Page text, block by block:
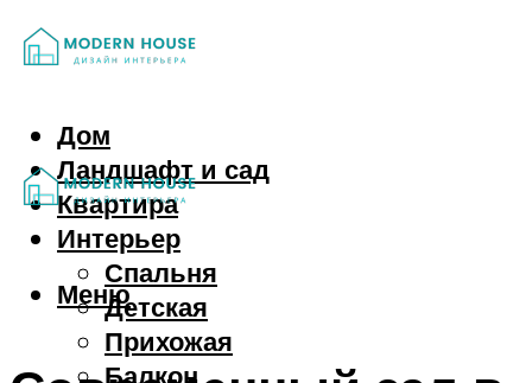
Дом
Ландшафт и сад
Квартира
Интерьер
Спальня
Детская
Прихожая
Балкон
Меню